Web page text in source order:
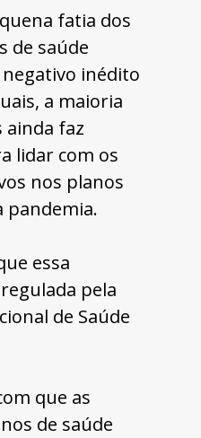
fatia dos
de saúde
inédito
a maioria
ainda faz
lidar com os
nos planos
pandemia.
essa
pela
de Saúde
que as
de saúde